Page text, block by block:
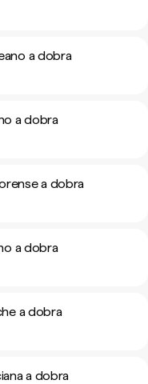
a dobra
a dobra
a dobra
a dobra
a dobra
a dobra